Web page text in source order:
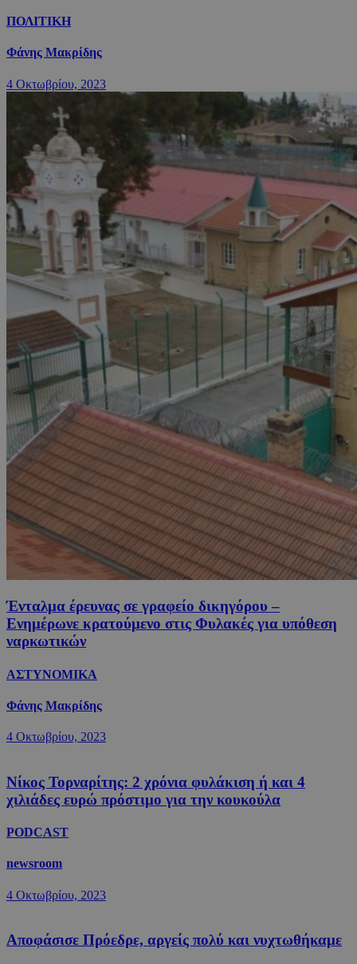
ΠΟΛΙΤΙΚΗ
Φάνης Μακρίδης
4 Οκτωβρίου, 2023
Ένταλμα έρευνας σε γραφείο δικηγόρου –
Ενημέρωνε κρατούμενο στις Φυλακές για υπόθεση
ναρκωτικών
ΑΣΤΥΝΟΜΙΚΑ
Φάνης Μακρίδης
4 Οκτωβρίου, 2023
Νίκος Τορναρίτης: 2 χρόνια φυλάκιση ή και 4
χιλιάδες ευρώ πρόστιμο για την κουκούλα
PODCAST
newsroom
4 Οκτωβρίου, 2023
Αποφάσισε Πρόεδρε, αργείς πολύ και νυχτωθήκαμε